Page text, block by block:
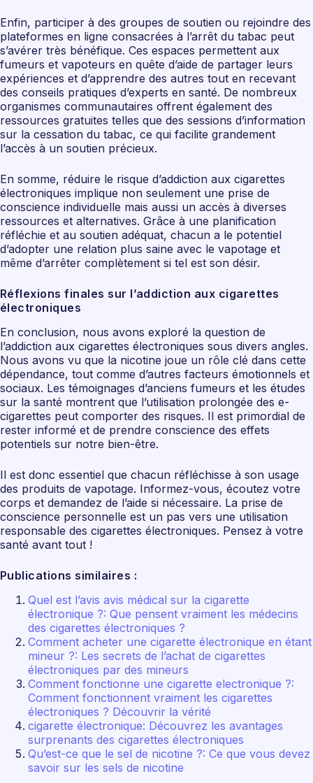
Enfin, participer à des groupes de soutien ou rejoindre des
plateformes en ligne consacrées à l’arrêt du tabac peut
s’avérer très bénéfique. Ces espaces permettent aux
fumeurs et vapoteurs en quête d’aide de partager leurs
expériences et d’apprendre des autres tout en recevant
des conseils pratiques d’experts en santé. De nombreux
organismes communautaires offrent également des
ressources gratuites telles que des sessions d’information
sur la cessation du tabac, ce qui facilite grandement
l’accès à un soutien précieux.
En somme, réduire le risque d’addiction aux cigarettes
électroniques implique non seulement une prise de
conscience individuelle mais aussi un accès à diverses
ressources et alternatives. Grâce à une planification
réfléchie et au soutien adéquat, chacun a le potentiel
d’adopter une relation plus saine avec le vapotage et
même d’arrêter complètement si tel est son désir.
Réflexions finales sur l’addiction aux cigarettes
électroniques
En conclusion, nous avons exploré la question de
l’addiction aux cigarettes électroniques sous divers angles.
Nous avons vu que la nicotine joue un rôle clé dans cette
dépendance, tout comme d’autres facteurs émotionnels et
sociaux. Les témoignages d’anciens fumeurs et les études
sur la santé montrent que l’utilisation prolongée des e-
cigarettes peut comporter des risques. Il est primordial de
rester informé et de prendre conscience des effets
potentiels sur notre bien-être.
Il est donc essentiel que chacun réfléchisse à son usage
des produits de vapotage. Informez-vous, écoutez votre
corps et demandez de l’aide si nécessaire. La prise de
conscience personnelle est un pas vers une utilisation
responsable des cigarettes électroniques. Pensez à votre
santé avant tout !
Publications similaires :
Quel est l’avis avis médical sur la cigarette
électronique ?: Que pensent vraiment les médecins
des cigarettes électroniques ?
Comment acheter une cigarette électronique en étant
mineur ?: Les secrets de l’achat de cigarettes
électroniques par des mineurs
Comment fonctionne une cigarette electronique ?:
Comment fonctionnent vraiment les cigarettes
électroniques ? Découvrir la vérité
cigarette électronique: Découvrez les avantages
surprenants des cigarettes électroniques
Qu’est-ce que le sel de nicotine ?: Ce que vous devez
savoir sur les sels de nicotine